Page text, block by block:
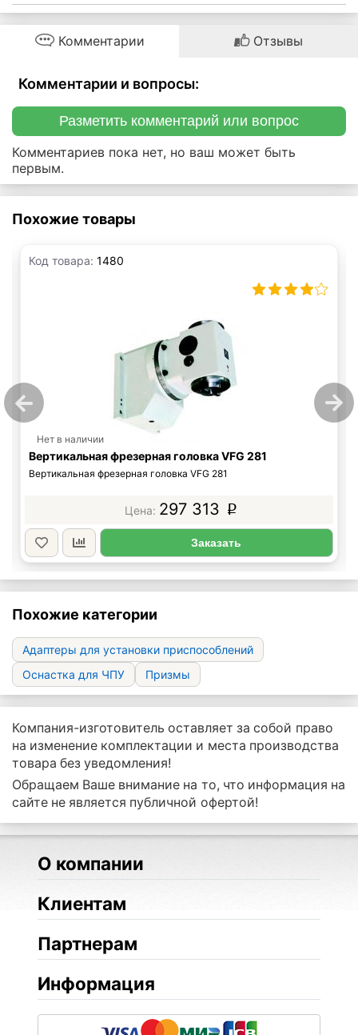
Комментарии Отзывы
Комментарии и вопросы:
Разметить комментарий или вопрос
Комментариев пока нет, но ваш может быть
первым.
Похожие товары
Код товара: 1480
Нет в наличии
Вертикальная фрезерная головка VFG 281
Вертикальная фрезерная головка VFG 281
297 313 p
Заказать
Похожие категории
Адаптеры для установки приспособлений
Оснастка для ЧПУ
Призмы
Компания-изготовитель оставляет за собой право
на изменение комплектации и места производства
товара без уведомления!
Обращаем Ваше внимание на то, что информация на
сайте не является публичной офертой!
О компании
Клиентам
Партнерам
Информация